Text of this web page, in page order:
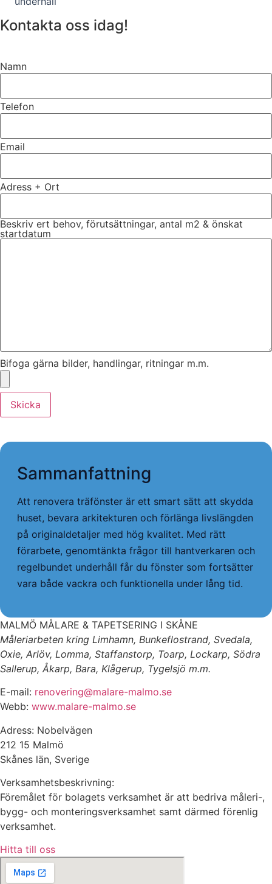
Kontakta oss idag!
Namn
Telefon
Email
Adress + Ort
Beskriv ert behov, förutsättningar, antal m2 & önskat
startdatum
Bifoga gärna bilder, handlingar, ritningar m.m.
Skicka
Sammanfattning
Att renovera träfönster är ett smart sätt att skydda
huset, bevara arkitekturen och förlänga livslängden
på originaldetaljer med hög kvalitet. Med rätt
förarbete, genomtänkta frågor till hantverkaren och
regelbundet underhåll får du fönster som fortsätter
vara både vackra och funktionella under lång tid.
MALMÖ MÅLARE & TAPETSERING I SKÅNE
Måleriarbeten kring Limhamn, Bunkeflostrand, Svedala,
Oxie, Arlöv, Lomma, Staffanstorp, Toarp, Lockarp, Södra
Sallerup, Åkarp, Bara, Klågerup, Tygelsjö m.m.
E-mail: renovering@malare-malmo.se
Webb: www.malare-malmo.se
Adress: Nobelvägen
212 15 Malmö
Skånes län, Sverige
Verksamhetsbeskrivning:
Föremålet för bolagets verksamhet är att bedriva måleri-,
bygg- och monteringsverksamhet samt därmed förenlig
verksamhet.
Hitta till oss